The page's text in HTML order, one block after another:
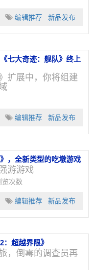
编辑推荐 新品发布
七大奇迹：舰队》终上
扩展中，你将组建
编辑推荐 新品发布
，全新类型的吃墩游戏
游游戏
次数
编辑推荐 新品发布
超越界限》
，倒霉的调查员再